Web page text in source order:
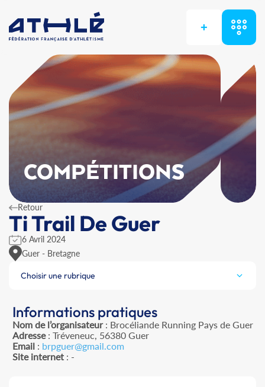
+
COMPÉTITIONS
Retour
Ti Trail De Guer
6 Avril 2024
Guer - Bretagne
Choisir une rubrique
Informations pratiques
Nom de l’organisateur: Brocéliande Running Pays de Guer
Adresse: Tréveneuc, 56380 Guer
Email: brpguer@gmail.com
Site internet: -